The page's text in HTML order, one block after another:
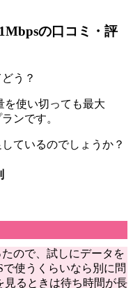
の口コミ・評
を使い切っても最大
ンです。
ているのでしょうか？
ので、試しにデータを
使うくらいなら別に問
見るときは待ち時間が長